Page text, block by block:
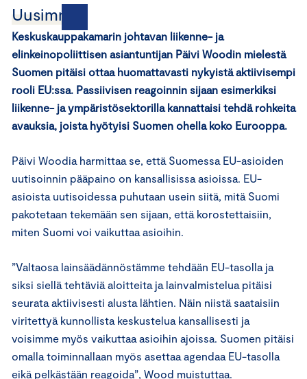
Uusimmat
Keskuskauppakamarin johtavan liikenne- ja
elinkeinopoliittisen asiantuntijan Päivi Woodin mielestä
Suomen pitäisi ottaa huomattavasti nykyistä aktiivisempi
rooli EU:ssa. Passiivisen reagoinnin sijaan esimerkiksi
liikenne- ja ympäristösektorilla kannattaisi tehdä rohkeita
avauksia, joista hyötyisi Suomen ohella koko Eurooppa.
Päivi Woodia harmittaa se, että Suomessa EU-asioiden
uutisoinnin pääpaino on kansallisissa asioissa. EU-
asioista uutisoidessa puhutaan usein siitä, mitä Suomi
pakotetaan tekemään sen sijaan, että korostettaisiin,
miten Suomi voi vaikuttaa asioihin.
”Valtaosa lainsäädännöstämme tehdään EU-tasolla ja
siksi siellä tehtäviä aloitteita ja lainvalmistelua pitäisi
seurata aktiivisesti alusta lähtien. Näin niistä saataisiin
viritettyä kunnollista keskustelua kansallisesti ja
voisimme myös vaikuttaa asioihin ajoissa. Suomen pitäisi
omalla toiminnallaan myös asettaa agendaa EU-tasolla
eikä pelkästään reagoida”, Wood muistuttaa.